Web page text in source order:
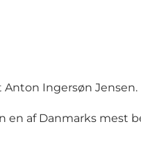
Anton Ingersøn Jensen.
en af Danmarks